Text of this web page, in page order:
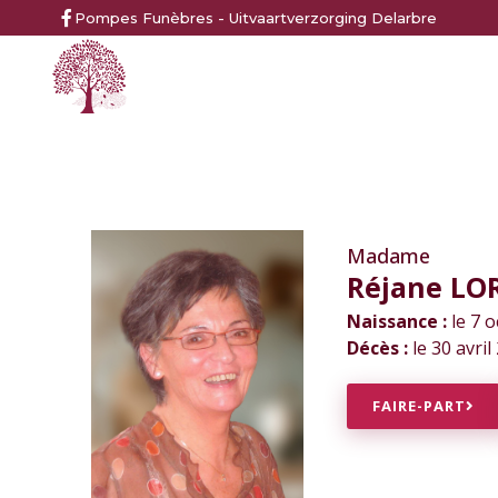
Pompes Funèbres - Uitvaartverzorging Delarbre
Madame
Réjane
Naissance : le 7
Décès : le 30 avril
FAIRE-PART